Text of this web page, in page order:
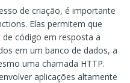
de criação, é importante
Elas permitem que
código em resposta a
em um banco de dados, a
uma chamada HTTP.
aplicações altamente